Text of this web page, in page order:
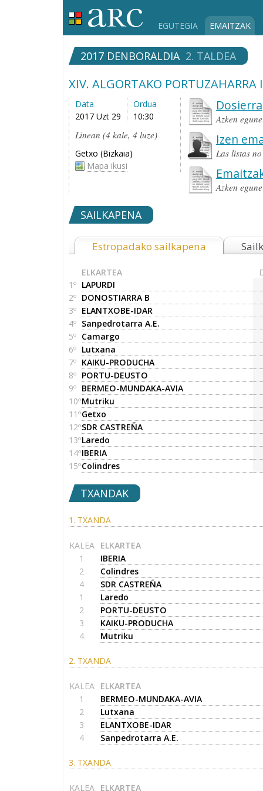
EGUTEGIA EMAITZAK
2017 DENBORALDIA 2. TALDEA
XIV. ALGORTAKO PORTUZAHARRA
Data
2017 Uzt 29
Ordua
10:30
Linean (4 kale, 4 luze)
Getxo (Bizkaia)
Mapa ikusi
Dosierra
Azken
Izen
Las listas
Azken
SAILKAPENA
Estropadako sailkapena
ELKARTEA
1º LAPURDI
2º DONOSTIARRA B
3º ELANTXOBE-IDAR
4º Sanpedrotarra A.E.
5º Camargo
6º Lutxana
7º KAIKU-PRODUCHA
8º PORTU-DEUSTO
9º BERMEO-MUNDAKA-AVIA
10ºMutriku
11ºGetxo
12ºSDR CASTREÑA
13ºLaredo
14ºIBERIA
15ºColindres
TXANDAK
1. TXANDA
KALEA
ELKARTEA
1
IBERIA
2
Colindres
4
SDR CASTREÑA
1
Laredo
2
PORTU-DEUSTO
3
KAIKU-PRODUCHA
4
Mutriku
2. TXANDA
KALEA
ELKARTEA
1
BERMEO-MUNDAKA-AVIA
2
Lutxana
3
ELANTXOBE-IDAR
4
Sanpedrotarra A.E.
3. TXANDA
KALEA
ELKARTEA